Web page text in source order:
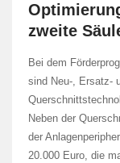
zweite
Bei dem
sind Neu-, Ersatz-
Neben der
der
20.000 Euro, die